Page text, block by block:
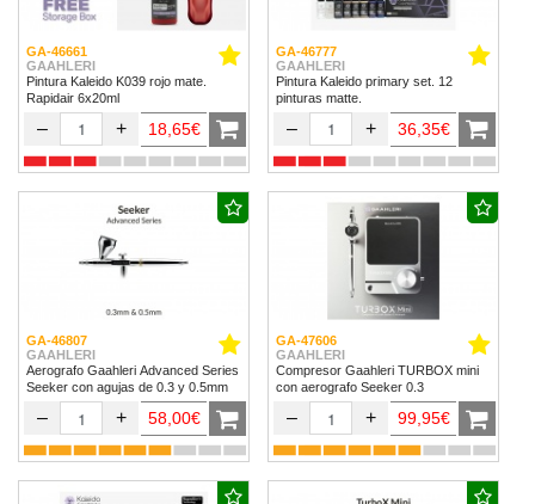
GA-46661
GAAHLERI
Pintura Kaleido K039 rojo mate.
Rapidair 6x20ml
– + 18,65€
GA-46777
GAAHLERI
Pintura Kaleido primary set. 12
pinturas matte.
– + 36,35€
GA-46807
GAAHLERI
Aerografo Gaahleri Advanced Series
Seeker con agujas de 0.3 y 0.5mm
– + 58,00€
GA-47606
GAAHLERI
Compresor Gaahleri TURBOX mini
con aerografo Seeker 0.3
– + 99,95€